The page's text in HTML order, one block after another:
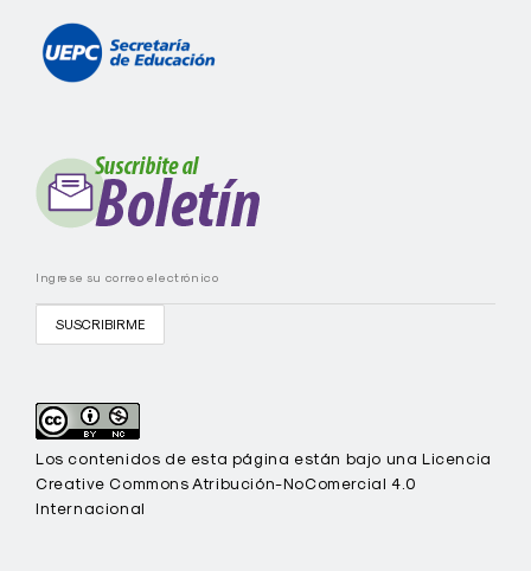
e
C
U
P
Los contenidos de esta página están bajo una Licencia
Creative Commons Atribución-NoComercial 4.0
Internacional